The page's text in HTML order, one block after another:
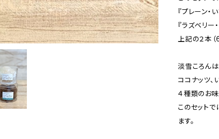
『プレーン・
『ラズベリー
上記の２本
淡雪ころんは
ココナッツ、
４種類のお
このセット
ます。